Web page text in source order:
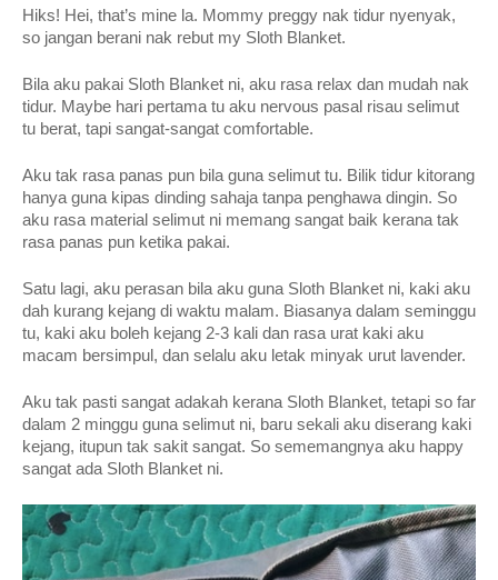
Hiks! Hei, that’s mine la. Mommy preggy nak tidur nyenyak,
so jangan berani nak rebut my Sloth Blanket.
Bila aku pakai Sloth Blanket ni, aku rasa relax dan mudah nak
tidur. Maybe hari pertama tu aku nervous pasal risau selimut
tu berat, tapi sangat-sangat comfortable.
Aku tak rasa panas pun bila guna selimut tu. Bilik tidur kitorang
hanya guna kipas dinding sahaja tanpa penghawa dingin. So
aku rasa material selimut ni memang sangat baik kerana tak
rasa panas pun ketika pakai.
Satu lagi, aku perasan bila aku guna Sloth Blanket ni, kaki aku
dah kurang kejang di waktu malam. Biasanya dalam seminggu
tu, kaki aku boleh kejang 2-3 kali dan rasa urat kaki aku
macam bersimpul, dan selalu aku letak minyak urut lavender.
Aku tak pasti sangat adakah kerana Sloth Blanket, tetapi so far
dalam 2 minggu guna selimut ni, baru sekali aku diserang kaki
kejang, itupun tak sakit sangat. So sememangnya aku happy
sangat ada Sloth Blanket ni.